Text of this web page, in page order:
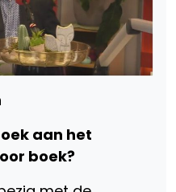
aan het
boek?